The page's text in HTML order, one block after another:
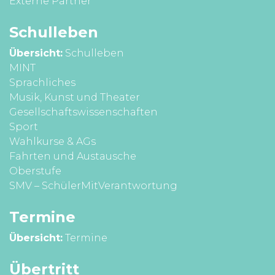
Schul­leben
Übersicht: Schulleben
MINT
Sprach­liches
Musik, Kunst und Theater
Gesell­schafts­wissen­schaften
Sport
Wahl­kurse & AGs
Fahrten und Aus­tausche
Ober­stufe
SMV – SchülerMitVerantwortung
Termine
Übersicht: Termine
Übertritt